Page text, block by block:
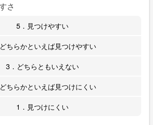
さ
5．見つけやすい
ちらかといえば見つけやすい
3．どちらともいえない
ちらかといえば見つけにくい
1．見つけにくい